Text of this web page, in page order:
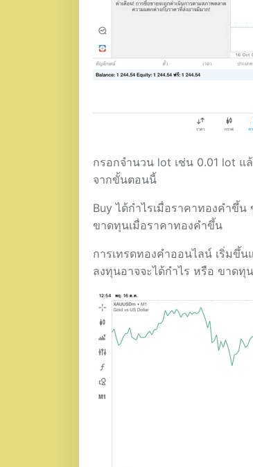
กรอกจำนวน lot เช่น 0.01 lot แ
จากขั้นตอนนี้
Buy ได้กำไรเมื่อราคาทองคำขึ้น
ขาดทุนเมื่อราคาทองคำขึ้น
การเทรดทองคำออนไลน์ เริ่มขึ้
ลงทุนอาจจะได้กำไร หรือ ขาดทุน